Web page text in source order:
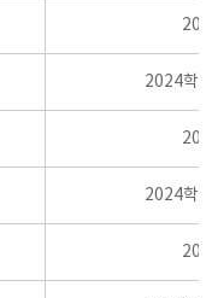
2024학
2024학